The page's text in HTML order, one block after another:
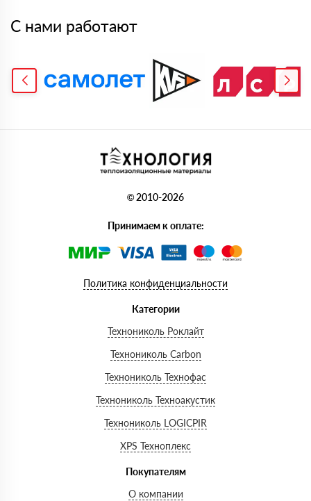
С нами работают
© 2010-2026
Принимаем к оплате:
Политика конфиденциальности
Категории
Технониколь Роклайт
Технониколь Carbon
Технониколь Технофас
Технониколь Техноакустик
Технониколь LOGICPIR
XPS Техноплекс
Покупателям
О компании